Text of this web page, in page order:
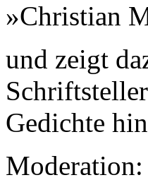
»Christian
und zeigt
Gedichte